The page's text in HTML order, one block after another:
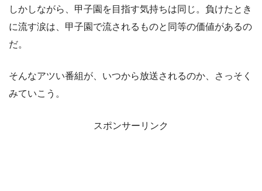
しかしながら、甲子園を目指す気持ちは同じ。負けたとき
に流す涙は、甲子園で流されるものと同等の価値があるの
だ。
そんなアツい番組が、いつから放送されるのか、さっそく
みていこう。
スポンサーリンク